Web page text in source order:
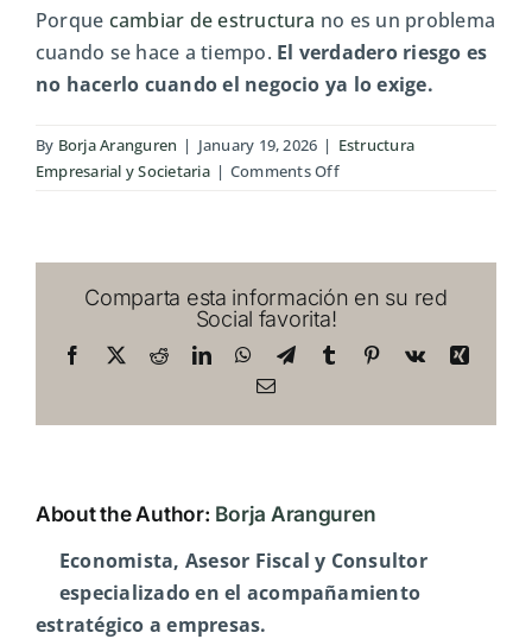
Porque cambiar de estructura no es un problema
cuando se hace a tiempo. El verdadero riesgo es
no hacerlo cuando el negocio ya lo exige.
By Borja Aranguren | January 19, 2026 | Estructura
Empresarial y Societaria | Comments Offon
a
negativo
Comparta esta información en su red
Social favorita!
Facebook
X RedditLinkedInWhatsApp
TelegramTumblr Pinterest
Vk
Xing
Email
About the Author: Borja Aranguren
Economista, Asesor Fiscal y Consultor
especializado en el acompañamiento
estratégico a empresas.